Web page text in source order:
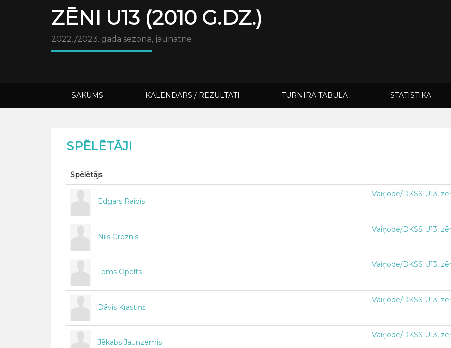
ZĒNI U13 (2010 G.DZ.)
2022./2023. gada sezona, jaunatne
SĀKUMS KALENDĀRS / REZULTĀTI TURNĪRA TABULA STATISTIKA
SPĒLĒTĀJI
Spēlētājs
Edgars Raibis
Vaiņode/DKSS U13,
Nils Groznis
Vaiņode/DKSS U13,
Toms Opelts
Vaiņode/DKSS U13,
Dāvis Krastiņš
Vaiņode/DKSS U13,
Jēkabs Jaunzemis
Vaiņode/DKSS U13,